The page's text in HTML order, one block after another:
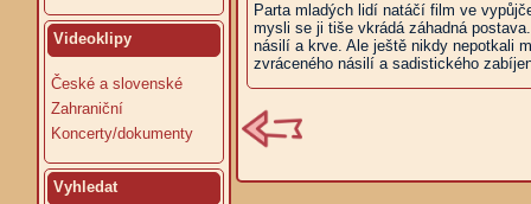
Videoklipy
České a slovenské
Zahraniční
Koncerty/dokumenty
Vyhledat
Parta mladých lidí natáčí film ve
mysli se ji tiše vkrádá záhadná
násilí a krve. Ale ještě nikdy nepotkali
zvráceného násilí a sadistického